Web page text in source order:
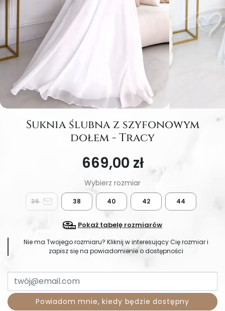
Suknia ślubna z szyfonowym
dołem - Tracy
669,00 zł
36 38 40 42 44
Pokaż tabelę rozmiarów
Nie ma Twojego rozmiaru? Kliknij w interesujący Cię rozmiar i
zapisz się na powiadomienie o dostępności
Powiadom mnie, kiedy będzie dostępny